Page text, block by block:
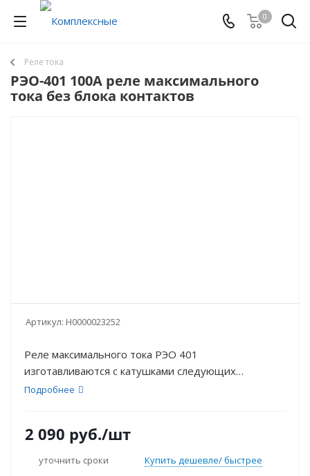
0
Реле тока
РЭО-401 100А реле максимального
тока без блока контактов
Артикул: Н0000023252
Реле максимального тока РЭО 401
изготавливаются с катушками следующих
номиналов: 6А, 10А, 16А, 25А, 40А, 63А, 100А, 160А,
Подробнее
2 090 руб./шт
уточнить сроки Купить дешевле/ быстрее